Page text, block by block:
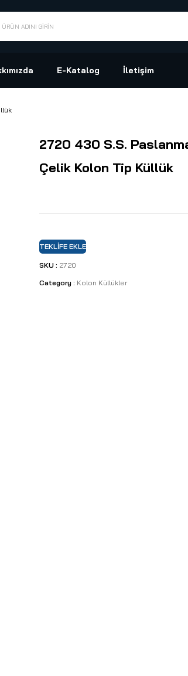
ÜRÜN ADINI GIRIN
E-Katalog İletişim
2720 430 S.S.
Çelik Kolon Tip Küllük
TEKLIFE EKLE
SKU : 2720
Category : Kolon Küllükler